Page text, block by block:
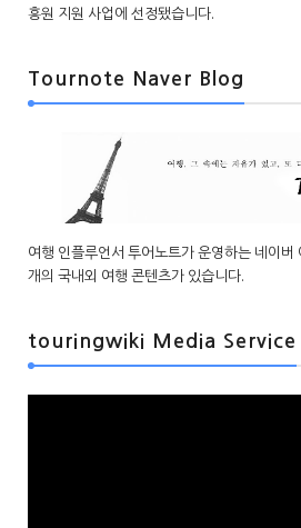
흥원 지원 사업에 선정됐습니다.
Tournote Naver Blog
여행 인플루언서 투어노트가 운영하는 네이
개의 국내외 여행 콘텐츠가 있습니다.
touringwiki Media Service